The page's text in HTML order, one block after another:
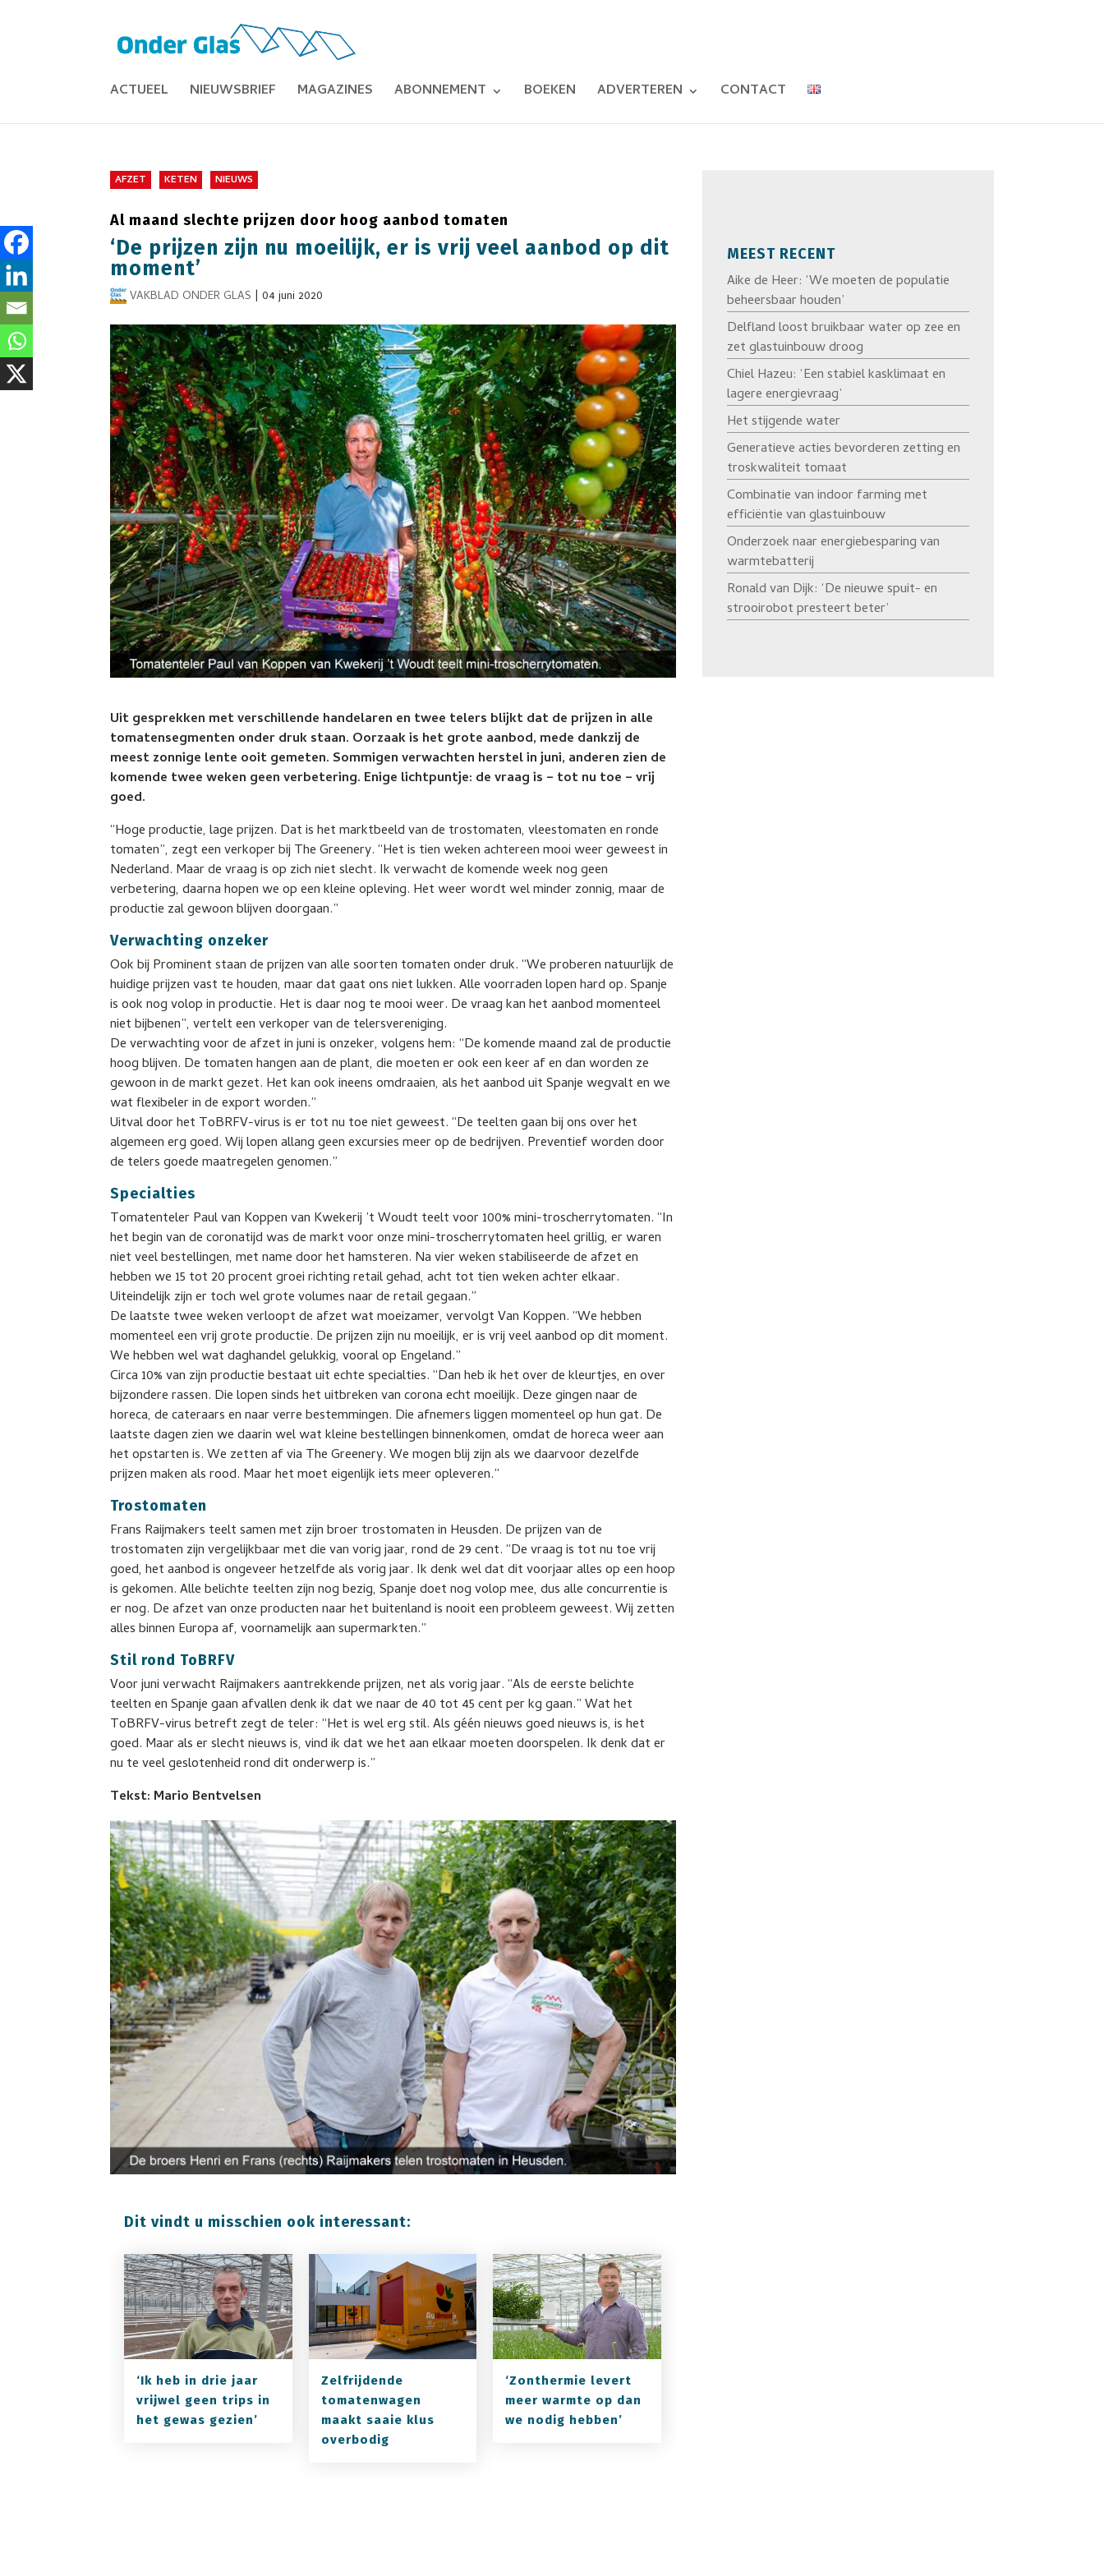
ACTUEEL NIEUWSBRIEF MAGAZINES ABONNEMENT BOEKEN ADVERTEREN CONTACT
AFZET KETEN NIEUWS
Al maand slechte prijzen door hoog aanbod tomaten
‘De prijzen zijn nu moeilijk, er is vrij veel aanbod op dit
moment’
VAKBLAD ONDER GLAS |04 juni 2020
Uit gesprekken met verschillende handelaren en twee telers blijkt dat de prijzen in alle
tomatensegmenten onder druk staan. Oorzaak is het grote aanbod, mede dankzij de
meest zonnige lente ooit gemeten. Sommigen verwachten herstel in juni, anderen zien de
komende twee weken geen verbetering. Enige lichtpuntje: de vraag is – tot nu toe – vrij
goed.
“Hoge productie, lage prijzen. Dat is het marktbeeld van de trostomaten, vleestomaten en ronde
tomaten”, zegt een verkoper bij The Greenery. “Het is tien weken achtereen mooi weer geweest in
Nederland. Maar de vraag is op zich niet slecht. Ik verwacht de komende week nog geen
verbetering, daarna hopen we op een kleine opleving. Het weer wordt wel minder zonnig, maar de
productie zal gewoon blijven doorgaan.”
Verwachting onzeker
Ook bij Prominent staan de prijzen van alle soorten tomaten onder druk. “We proberen natuurlijk de
huidige prijzen vast te houden, maar dat gaat ons niet lukken. Alle voorraden lopen hard op. Spanje
is ook nog volop in productie. Het is daar nog te mooi weer. De vraag kan het aanbod momenteel
niet bijbenen”, vertelt een verkoper van de telersvereniging.
De verwachting voor de afzet in juni is onzeker, volgens hem: “De komende maand zal de productie
hoog blijven. De tomaten hangen aan de plant, die moeten er ook een keer af en dan worden ze
gewoon in de markt gezet. Het kan ook ineens omdraaien, als het aanbod uit Spanje wegvalt en we
wat flexibeler in de export worden.”
Uitval door het ToBRFV-virus is er tot nu toe niet geweest. “De teelten gaan bij ons over het
algemeen erg goed. Wij lopen allang geen excursies meer op de bedrijven. Preventief worden door
de telers goede maatregelen genomen.”
Specialties
Tomatenteler Paul van Koppen van Kwekerij ’t Woudt teelt voor 100% mini-troscherrytomaten. “In
het begin van de coronatijd was de markt voor onze mini-troscherrytomaten heel grillig, er waren
niet veel bestellingen, met name door het hamsteren. Na vier weken stabiliseerde de afzet en
hebben we 15 tot 20 procent groei richting retail gehad, acht tot tien weken achter elkaar.
Uiteindelijk zijn er toch wel grote volumes naar de retail gegaan.”
De laatste twee weken verloopt de afzet wat moeizamer, vervolgt Van Koppen. “We hebben
momenteel een vrij grote productie. De prijzen zijn nu moeilijk, er is vrij veel aanbod op dit moment.
We hebben wel wat daghandel gelukkig, vooral op Engeland.”
Circa 10% van zijn productie bestaat uit echte specialties. “Dan heb ik het over de kleurtjes, en over
bijzondere rassen. Die lopen sinds het uitbreken van corona echt moeilijk. Deze gingen naar de
horeca, de cateraars en naar verre bestemmingen. Die afnemers liggen momenteel op hun gat. De
laatste dagen zien we daarin wel wat kleine bestellingen binnenkomen, omdat de horeca weer aan
het opstarten is. We zetten af via The Greenery. We mogen blij zijn als we daarvoor dezelfde
prijzen maken als rood. Maar het moet eigenlijk iets meer opleveren.”
Trostomaten
Frans Raijmakers teelt samen met zijn broer trostomaten in Heusden. De prijzen van de
trostomaten zijn vergelijkbaar met die van vorig jaar, rond de 29 cent. “De vraag is tot nu toe vrij
goed, het aanbod is ongeveer hetzelfde als vorig jaar. Ik denk wel dat dit voorjaar alles op een hoop
is gekomen. Alle belichte teelten zijn nog bezig, Spanje doet nog volop mee, dus alle concurrentie is
er nog. De afzet van onze producten naar het buitenland is nooit een probleem geweest. Wij zetten
alles binnen Europa af, voornamelijk aan supermarkten.”
Stil rond ToBRFV
Voor juni verwacht Raijmakers aantrekkende prijzen, net als vorig jaar. “Als de eerste belichte
teelten en Spanje gaan afvallen denk ik dat we naar de 40 tot 45 cent per kg gaan.” Wat het
ToBRFV-virus betreft zegt de teler: “Het is wel erg stil. Als géén nieuws goed nieuws is, is het
goed. Maar als er slecht nieuws is, vind ik dat we het aan elkaar moeten doorspelen. Ik denk dat er
nu te veel geslotenheid rond dit onderwerp is.”
Tekst: Mario Bentvelsen
Dit vindt u misschien ook interessant:
‘Ik heb in drie jaar
vrijwel geen trips in
het gewas gezien’
Zelfrijdende
tomatenwagen
maakt saaie klus
overbodig
‘Zonthermie levert
meer warmte op dan
we nodig hebben’
MEEST RECENT
Aike de Heer: ‘We moeten de populatie
beheersbaar houden’
Delfland loost bruikbaar water op zee en
zet glastuinbouw droog
Chiel Hazeu: ‘Een stabiel kasklimaat en
lagere energievraag’
Het stijgende water
Generatieve acties bevorderen zetting en
troskwaliteit tomaat
Combinatie van indoor farming met
efficiëntie van glastuinbouw
Onderzoek naar energiebesparing van
warmtebatterij
Ronald van Dijk: ‘De nieuwe spuit- en
strooirobot presteert beter’